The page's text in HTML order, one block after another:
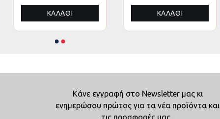
ΑΛΟΥΜΙΝΙΟΥ
3x4,5x3,4Yμ
ΚΑΛΆΘΙ
ΑΛΟΥΜΙΝΙΟΥ
3x4,5x3,4Yμ
ΚΑΛΆΘΙ
Κάνε εγγραφή στο Newsletter μας κι
ενημερώσου πρώτος για τα νέα προϊόντα και
τις προσφορές μας .